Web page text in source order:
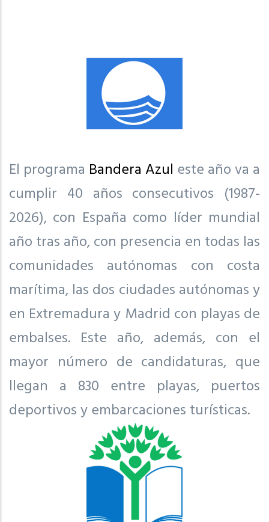
El programa Bandera Azul este año va a
cumplir 40 años consecutivos (1987-
2026), con España como líder mundial
año tras año, con presencia en todas las
comunidades autónomas con costa
marítima, las dos ciudades autónomas y
en Extremadura y Madrid con playas de
embalses. Este año, además, con el
mayor número de candidaturas, que
llegan a 830 entre playas, puertos
deportivos y embarcaciones turísticas.